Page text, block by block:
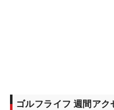
ゴルフライフ 週間アク